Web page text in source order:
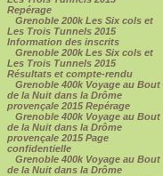
Repérage
Grenoble 200k Les Six cols et
Les Trois Tunnels 2015
Information des inscrits
Grenoble 200k Les Six cols et
Les Trois Tunnels 2015
Résultats et compte-rendu
Grenoble 400k Voyage au Bout
de la Nuit dans la Drôme
provençale 2015 Repérage
Grenoble 400k Voyage au Bout
de la Nuit dans la Drôme
provençale 2015 Page
confidentielle
Grenoble 400k Voyage au Bout
de la Nuit dans la Drôme